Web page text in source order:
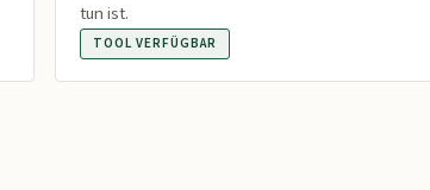
tun ist.
TOOL VERFÜGBAR